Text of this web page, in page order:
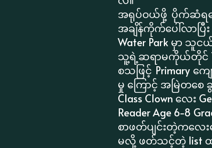
အရုပ်ဝယ်ဖို့ ပိုက်ဆံရအေ
အချိန်ကိုက်ပေါ်လာပ
Water Park မှာ သူ
သူ့ရဲ့ဆရာမကိုယ်တိုင်
စသဖြင့် Primary က
မှု ကြောင့် အမြဲတစ
Class Clown လေး
Reader Age 6-8
စာဖတ်ပျင်းတဲ့ကလေ
မလို့ ဖတ်သင့်တဲ့ list